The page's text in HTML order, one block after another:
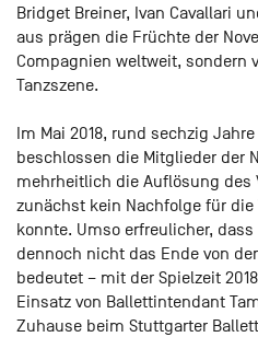
Bridget Breiner, Ivan Cavallari
aus prägen die Früchte der
Compagnien weltweit, sondern
Tanzszene.
Im Mai 2018, rund sechzig
beschlossen die Mitglieder der
mehrheitlich die Auflösung des
zunächst kein Nachfolge für
konnte. Umso erfreulicher,
dennoch nicht das Ende von
bedeutet – mit der Spielzeit
Einsatz von Ballettintendant
Zuhause beim Stuttgarter